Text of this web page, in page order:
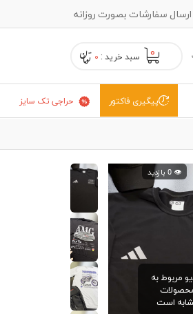
ارسال سفارشات بصورت روزانه
۰ سبد خرید : ۰
حراجی تک سایز پیگیری فاکتور
👁️ 0 بازدید
مربوط به
است